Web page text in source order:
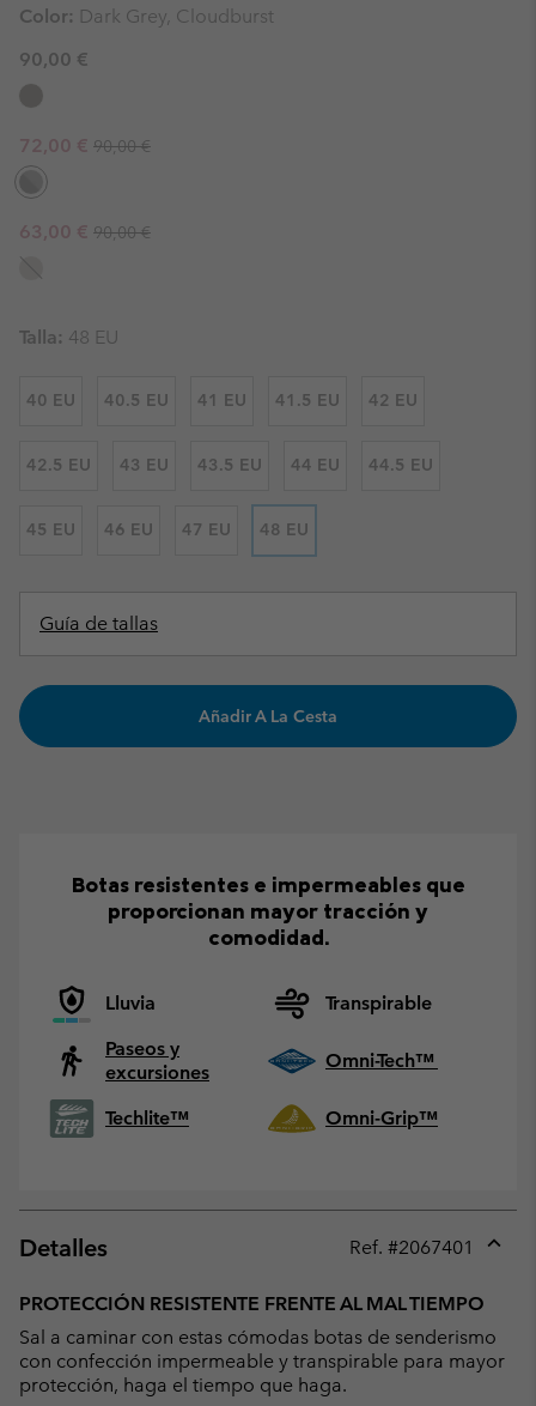
Color: Dark Grey, Cloudburst
90,00 €
Sale price:
72,00 € Regular price:
90,00 €
Sale price:
63,00 € Regular price:
90,00 €
Talla: 48 EU
40 EU 40.5 EU 41 EU 41.5 EU 42 EU
42.5 EU 43 EU 43.5 EU 44 EU 44.5 EU
45 EU 46 EU 47 EU 48 EU
Guía de tallas
Añadir A La Cesta
Botas resistentes e impermeables que
proporcionan mayor tracción y
comodidad.
Lluvia
Transpirable
Paseos y
excursiones
Omni-Tech™
Techlite™ Omni-Grip™
Detalles Ref. #2067401
PROTECCIÓN RESISTENTE FRENTE AL MAL TIEMPO
Sal a caminar con estas cómodas botas de senderismo
con confección impermeable y transpirable para mayor
protección, haga el tiempo que haga.